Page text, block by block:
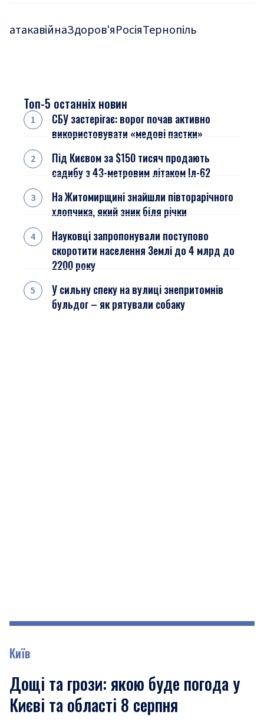
атакавійнаЗдоров'яРосіяТернопіль
Топ-5 останніх новин
СБУ застерігає: ворог почав активно
використовувати «медові пастки»
Під Києвом за $150 тисяч продають
садибу з 43-метровим літаком Іл-62
На Житомирщині знайшли півторарічного
хлопчика, який зник біля річки
Науковці запропонували поступово
скоротити населення Землі до 4 млрд до
2200 року
У сильну спеку на вулиці знепритомнів
бульдог – як рятували собаку
Київ
Дощі та грози: якою буде погода у
Києві та області 8 серпня